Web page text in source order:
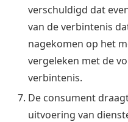
verschuldigd dat
van de verbintenis
nagekomen op het
vergeleken met de
verbintenis.
De consument
uitvoering van